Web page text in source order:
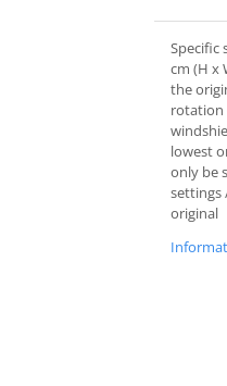
Specific
cm (H x
the
rotation
lowest
only be
settings
original